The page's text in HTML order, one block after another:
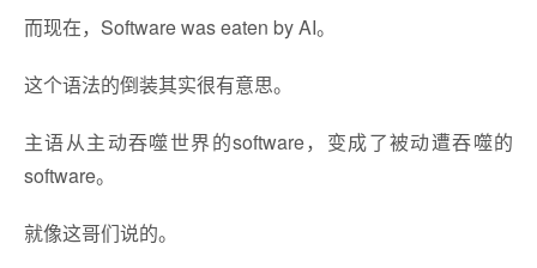
而现在，Software was eaten by AI。
这个语法的倒装其实很有意思。
主语从主动吞噬世界的software，变成了被动遭吞噬的
software。
就像这哥们说的。